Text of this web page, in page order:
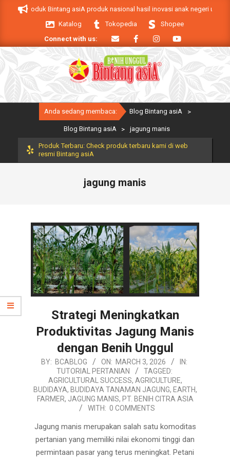
Produk Bintang asiA produk nasional hasil inovasi anak negeri untuk
Katalog
Tokopedia
Shopee
Connect with us:
Primary
Anda sedang membaca: Blog Bintang asiA >
Blog Bintang asiA > jagung manis
Produk Terbaru: Check produk terbaru kami di web
resmi Bintang asiA
jagung manis
Strategi Meningkatkan
Produktivitas Jagung Manis
dengan Benih Unggul
2026-
03
BY: BCABLOG ON: MARCH 3, 2026
IN:
TUTORIAL PERTANIAN
TAGGED:
AGRICULTURAL SUCCESS, AGRICULTURE,
BUDIDAYA, BUDIDAYA TANAMAN JAGUNG, EARTH,
FARMER, JAGUNG MANIS, PT. BENIH CITRA ASIA
WITH: 0 COMMENTS
Jagung manis merupakan salah satu komoditas
pertanian yang memiliki nilai ekonomi tinggi dan
permintaan pasar yang terus meningkat. Petani